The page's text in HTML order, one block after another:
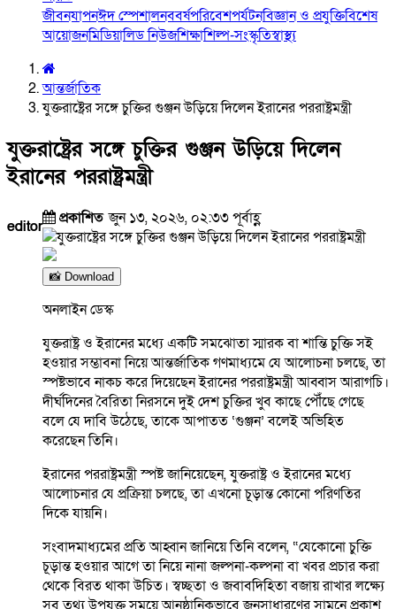
জীবনযাপনঈদ স্পেশালনববর্ষপরিবেশপর্যটনবিজ্ঞান ও প্রযুক্তিবিশেষ
আয়োজনমিডিয়ালিড নিউজশিক্ষাশিল্প-সংস্কৃতিস্বাস্থ্য
আন্তর্জাতিক
যুক্তরাষ্ট্রের সঙ্গে চুক্তির গুঞ্জন উড়িয়ে দিলেন ইরানের পররাষ্ট্রমন্ত্রী
যুক্তরাষ্ট্রের সঙ্গে চুক্তির গুঞ্জন উড়িয়ে দিলেন
ইরানের পররাষ্ট্রমন্ত্রী
editor প্রকাশিতজুন ১৩, ২০২৬, ০২:৩৩ পূর্বাহ্ণ
📸 Download
অনলাইন ডেস্ক
যুক্তরাষ্ট্র ও ইরানের মধ্যে একটি সমঝোতা স্মারক বা শান্তি চুক্তি সই
হওয়ার সম্ভাবনা নিয়ে আন্তর্জাতিক গণমাধ্যমে যে আলোচনা চলছে, তা
স্পষ্টভাবে নাকচ করে দিয়েছেন ইরানের পররাষ্ট্রমন্ত্রী আব্বাস আরাগচি।
দীর্ঘদিনের বৈরিতা নিরসনে দুই দেশ চুক্তির খুব কাছে পৌঁছে গেছে
বলে যে দাবি উঠেছে, তাকে আপাতত ‘গুঞ্জন’ বলেই অভিহিত
করেছেন তিনি।
ইরানের পররাষ্ট্রমন্ত্রী স্পষ্ট জানিয়েছেন, যুক্তরাষ্ট্র ও ইরানের মধ্যে
আলোচনার যে প্রক্রিয়া চলছে, তা এখনো চূড়ান্ত কোনো পরিণতির
দিকে যায়নি।
সংবাদমাধ্যমের প্রতি আহ্বান জানিয়ে তিনি বলেন, “যেকোনো চুক্তি
চূড়ান্ত হওয়ার আগে তা নিয়ে নানা জল্পনা-কল্পনা বা খবর প্রচার করা
থেকে বিরত থাকা উচিত। স্বচ্ছতা ও জবাবদিহিতা বজায় রাখার লক্ষ্যে